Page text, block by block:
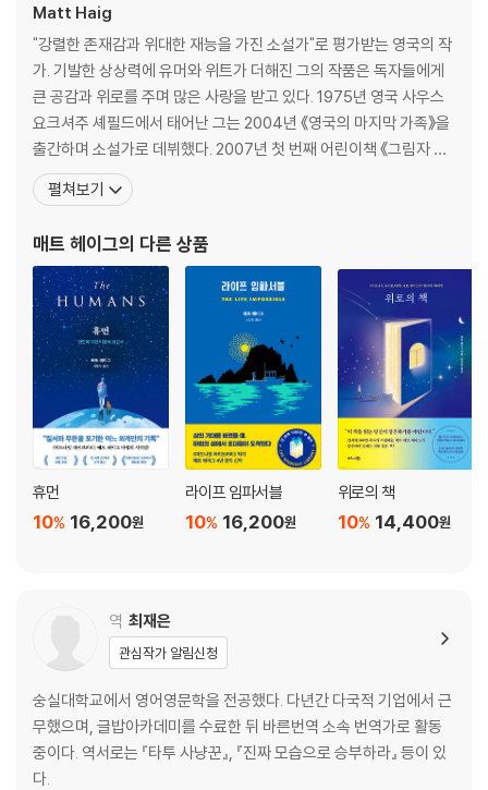
실패할 확률이 거의 없는 불행 레시피
어쩌면 행복은
불행 바이러스
감정은 감정이고 얼굴은 얼굴이다
그냥 네 모습 그대로
다른 방향으로 수영하는 법을 배워야 한다
3. 과한 일상, 텅 빈 마음 · 결핍과 과잉
지금 세상은 공황 발작 중
덜 불행한 엉망진창 인간
우리의 정신은 하나뿐이니까
고통 유발자들
정신도 몸도 모두 나 자신이다
우리는 시간 강박에 빠져 있다
내게 필요한 시간은 나에게 있다
잠과의 전쟁
불안한 행성에서 잠드는 법
4. 때로는 나를 위해 단절되어야 한다 · 연결의 감옥
신경쇠약에 걸린 지구별
점점 작아지는 세상
트위터 지옥
Matt Haig
"강렬한 존재감과 위대한 재능을 가진 소설가"로 평가받는 영국의 작
가. 기발한 상상력에 유머와 위트가 더해진 그의 작품은 독자들에게
큰 공감과 위로를 주며 많은 사랑을 받고 있다. 1975년 영국 사우스
요크셔주 셰필드에서 태어난 그는 2004년 《영국의 마지막 가족》을
출간하며 소설가로 데뷔했다. 2007년 첫 번째 어린이책 《그림자 숲
의 비밀》로 네슬레 어린이도서상과 블루 피터 도서상을 수상했고, 이
후 카네기상 최종 후보에 세 번이나 오르며 동화작가로서도 인정을
에 올랐고, 2015년 우울증을 극복한 과
펼쳐보기
매트 헤이그의 다른 상품
휴먼
16,200원
10%
라이프 임파서블
16,200원
10%
위로의 책
14,400원
10%
역 최재은
관심작가 알림신청
숭실대학교에서 영어영문학을 전공했다. 다년간 다국적 기업에서 근
무했으며, 글밥아카데미를 수료한 뒤 바른번역 소속 번역가로 활동
중이다. 역서로는 『타투 사냥꾼』, 『진짜 모습으로 승부하라』 등이 있
다.